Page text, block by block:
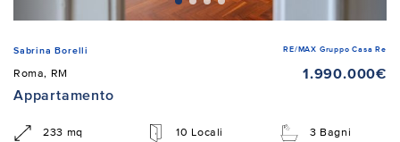
Sabrina Borelli RE/MAX Gruppo Casa Re
Roma, RM
1.990.000€
Appartamento
233 mq 10 Locali 3 Bagni